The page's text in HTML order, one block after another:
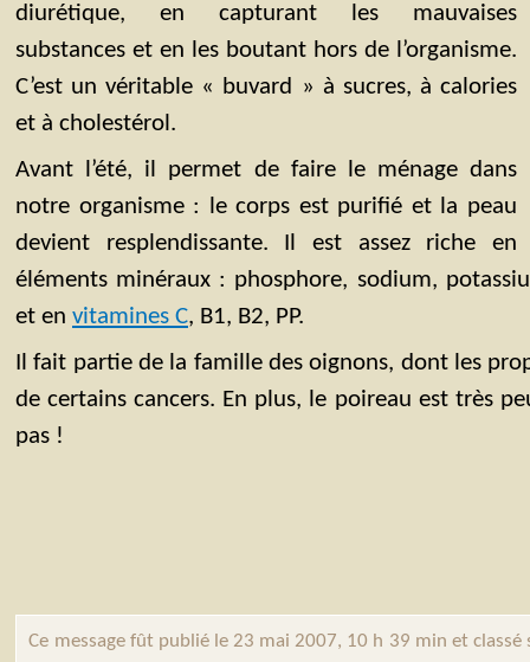
diurétique, en capturant les mauvaises
substances et en les boutant hors de l’organisme.
C’est un véritable « buvard » à sucres, à calories
et à cholestérol.
Avant l’été, il permet de faire le ménage dans
notre organisme : le corps est purifié et la peau
devient resplendissante. Il est assez riche en
éléments minéraux : phosphore, sodium,
et en vitamines C, B1, B2, PP.
Il fait partie de la famille des oignons, dont les
de certains cancers. En plus, le poireau est très
pas !
Ce message fût publié le 23 mai 2007, 10 h 39 min et classé